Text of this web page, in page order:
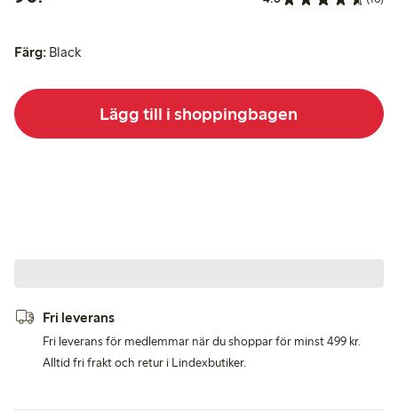
Färg: Black
Lägg till i shoppingbagen
Fri leverans
Fri leverans för medlemmar när du shoppar för minst 499 kr.
Alltid fri frakt och retur i Lindexbutiker.